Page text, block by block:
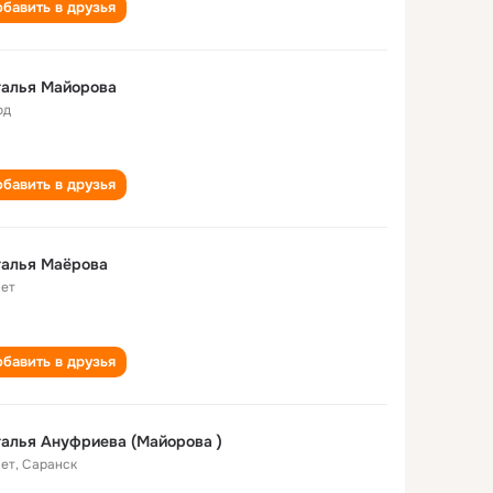
в друзья
Майорова
в друзья
Маёрова
в друзья
Ануфриева (Майорова )
,Саранск